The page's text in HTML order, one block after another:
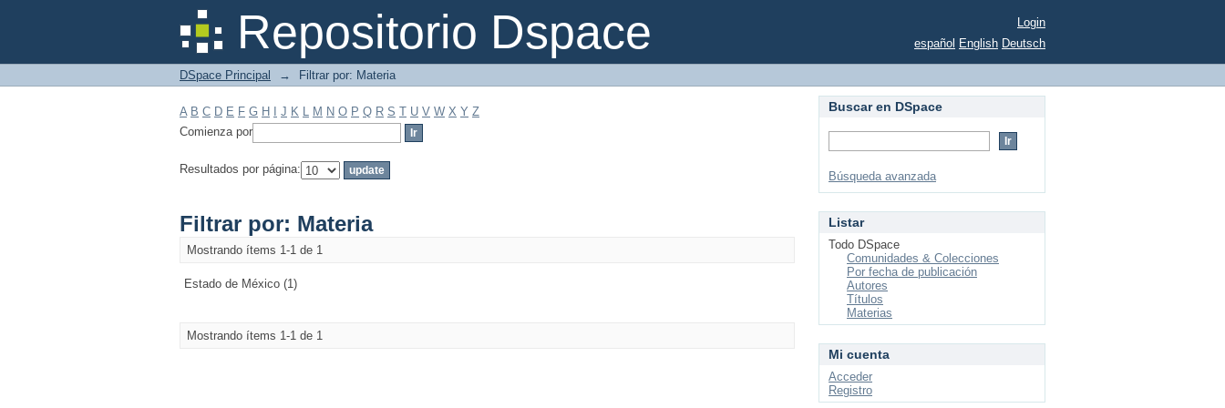
Repositorio Dspace
Filtrar por: Materia
Login
español English Deutsch
DSpace Principal → Filtrar por: Materia
A B C D E F G H J K L M N O P Q R S T U V W X Y Z
Comienza por
Resultados por página:
Filtrar por: Materia
Mostrando ítems 1-1 de 1
Estado de México (1)
Mostrando ítems 1-1 de 1
Buscar en DSpace
Búsqueda avanzada
Listar
Todo DSpace
Comunidades & Colecciones
Por fecha de publicación
Autores
Títulos
Materias
Mi cuenta
Acceder
Registro